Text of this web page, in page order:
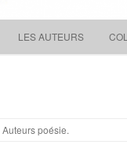
LES AUTEURS
Auteurs poésie.